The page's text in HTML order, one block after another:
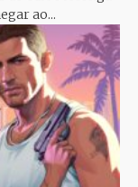
ao...